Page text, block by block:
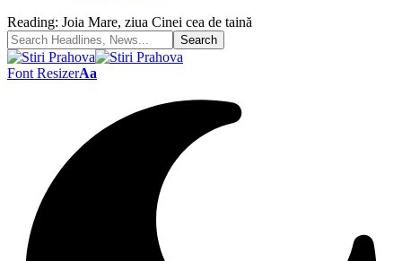
Reading: Joia Mare, ziua Cinei cea de taină
Font ResizerAa